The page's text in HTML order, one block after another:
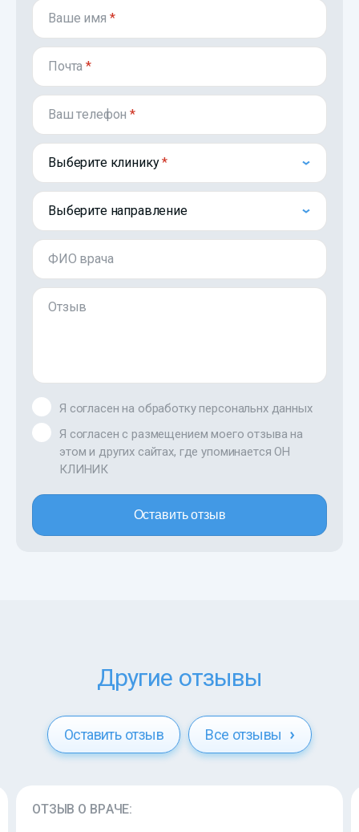
Ваше имя *
Почта*
Ваш телефон*
Выберите клинику
Выберите направление
ФИО врача
Отзыв
Я согласен на обработку персональнх данных
Я согласен с размещением моего отзыва на
этом и других сайтах, где упоминается ОН
КЛИНИК
Оставить отзыв
Другие отзывы
Оставить отзыв Все отзывы
ОТЗЫВ О ВРАЧЕ: